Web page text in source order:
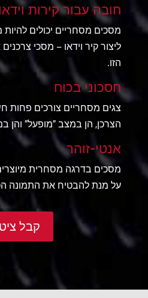
חובה עבור קירות
מסכים מסחריים יכולים
ליצור קיר וידאו – מסכי
הזו.
חסכוני בכוח
צגים מסחריים צורכים
הצרכן, הן במצב "מופעל" והן
אנטי-זוהר
מסכים בדרגה מסחרית
על מנת להבטיח את התמונה
קבל